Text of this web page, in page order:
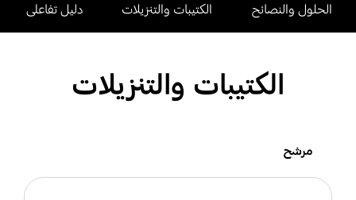
الحلول والنصائح الكتيبات والتنزيلات دليل تفاعلى
الكتيبات والتنزيلات
مرشح